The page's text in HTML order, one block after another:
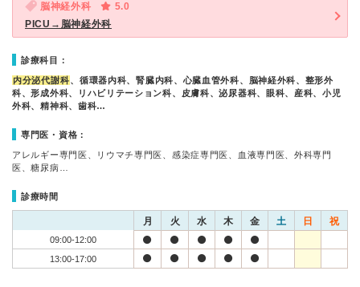
脳神経外科
5.0
PICU→脳神経外科
診療科目：
内分泌代謝科、循環器内科、腎臓内科、心臓血管外科、脳神経外科、整形外
科、形成外科、リハビリテーション科、皮膚科、泌尿器科、眼科、産科、小児
外科、精神科、歯科…
専門医・資格：
アレルギー専門医、リウマチ専門医、感染症専門医、血液専門医、外科専門
医、糖尿病…
診療時間
月 火 水 木 金 土 日 祝
09:00-12:00
13:00-17:00